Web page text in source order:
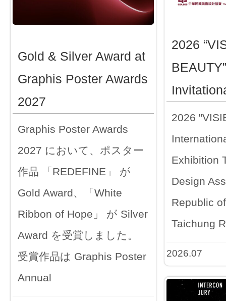
2026
2026
Exhibition
Design
Republic
Taichung
2026.07
Gold & Silver Award at
Graphis Poster Awards
2027
Graphis Poster Awards
2027 において、ポスター
作品 「REDEFINE」 が
Gold Award、「White
Ribbon of Hope」 が Silver
Award を受賞しました。
受賞作品は Graphis Poster
Annual